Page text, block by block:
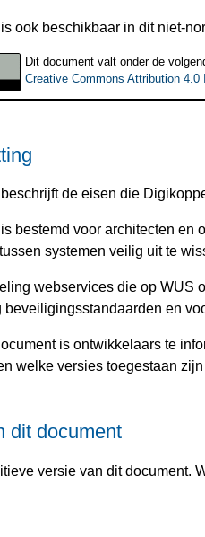
ook beschikbaar in dit niet-
Dit document valt onder de
Creative Commons Attribution
de eisen die
bestemd voor architecten
systemen veilig uit te
webservices die op WUS
beveiligingsstandaarden en
is ontwikkelaars te
welke versies toegestaan
dit document
versie van dit document.